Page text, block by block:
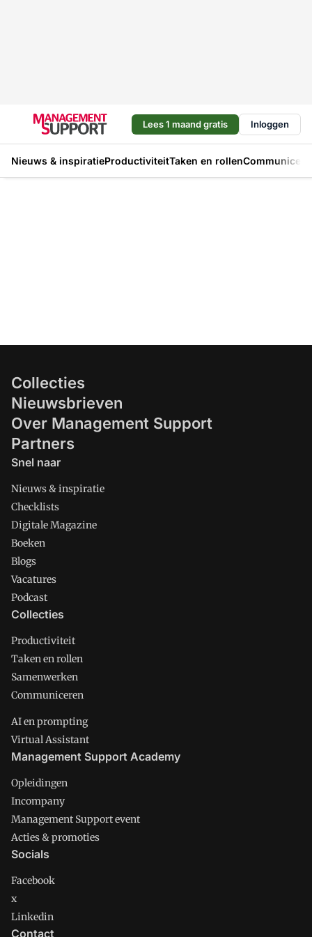
Lees 1 maand gratis Inloggen
Nieuws & inspiratieProductiviteitTaken en rollen
Collecties
Nieuwsbrieven
Over Management Support
Partners
Snel naar
Nieuws & inspiratie
Checklists
Digitale Magazine
Boeken
Blogs
Vacatures
Podcast
Collecties
Productiviteit
Taken en rollen
Samenwerken
Communiceren
AI en prompting
Virtual Assistant
Management Support Academy
Opleidingen
Incompany
Management Support event
Acties & promoties
Socials
Facebook
x
Linkedin
Contact